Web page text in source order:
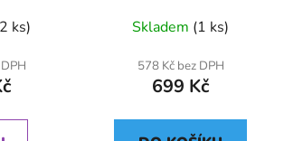
ks)
Skladem (1 ks)
578 Kč bez DPH
699 Kč